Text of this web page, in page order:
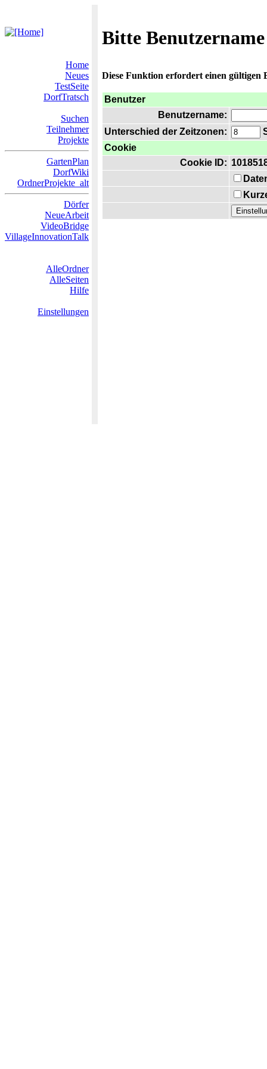
Bitte
Home
Neues
TestSeite
DorfTratsch
Suchen
Teilnehmer
Projekte
GartenPlan
DorfWiki
OrdnerProjekte_alt
Dörfer
NeueArbeit
VideoBridge
VillageInnovationTalk
AlleOrdner
AlleSeiten
Hilfe
Einstellungen
Diese Funktion erfordert einen gültigen
Benutzer
Benutzername:
Unterschied der Zeitzonen:
Cookie
Cookie ID: